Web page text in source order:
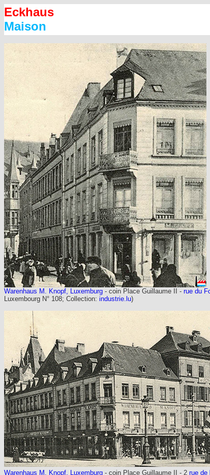
Eckhaus
Maison
Warenhaus M. Knopf, Luxemburg - coin Place Guillaume II - rue du
Luxembourg N° 108; Collection: industrie.lu)
Warenhaus M. Knopf, Luxemburg - coin Place Guillaume II - 2 rue de